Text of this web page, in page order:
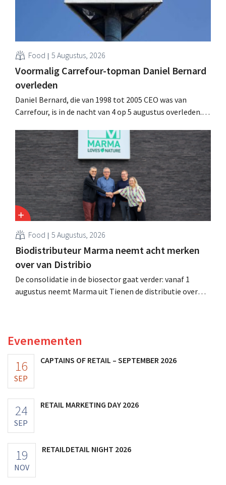
Food 5 Augustus, 2026
Voormalig Carrefour-topman Daniel Bernard
overleden
Daniel Bernard, die van 1998 tot 2005 CEO was van
Carrefour, is in de nacht van 4 op 5 augustus overleden.
retailer, realiseerde de fusie met Promodès en nam
toenmalig Belgisch marktleider GB over.
Food 5 Augustus, 2026
Biodistributeur Marma neemt acht merken
over van Distribio
De consolidatie in de biosector gaat verder: vanaf 1
augustus neemt Marma uit Tienen de distributie over
Evenementen
16
SEP
CAPTAINS OF RETAIL – SEPTEMBER 2026
24
SEP
RETAIL MARKETING DAY 2026
19
NOV
RETAILDETAIL NIGHT 2026